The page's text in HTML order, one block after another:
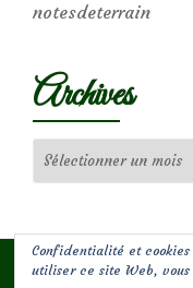
notesdeterrain
Archives
Confidentialité et
utiliser ce site Web,